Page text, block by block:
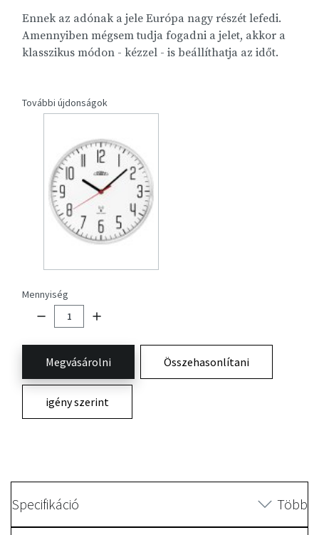
Ennek az adónak a jele Európa nagy részét lefedi.
Amennyiben mégsem tudja fogadni a jelet, akkor a
klasszikus módon - kézzel - is beállíthatja az időt.
További újdonságok
Mennyiség
Megvásárolni Összehasonlítani
igény szerint
Specifikáció Több